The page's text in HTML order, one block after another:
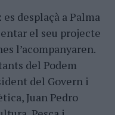
es desplaçà a Palma
el seu projecte
l’acompanyaren.
del Podem
del Govern i
Juan Pedro